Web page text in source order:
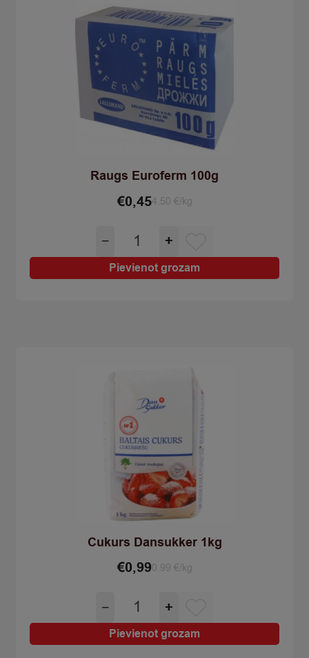
Raugs Euroferm 100g
€0,454.50 €/kg
−
Raugs
Euroferm
100g
quantity
+
Pievienot grozam
Cukurs Dansukker 1kg
€0,990.99 €/kg
−
Cukurs
Dansukker
1kg
quantity
+
Pievienot grozam